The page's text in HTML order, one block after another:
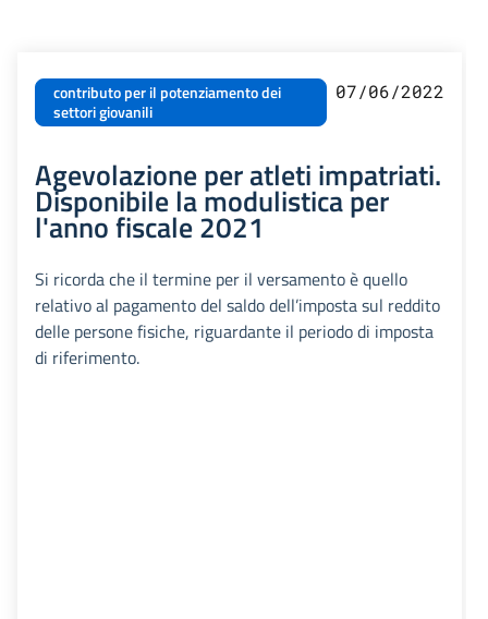
contributo per il potenziamento dei
settori giovanili
07/06/2022
Agevolazione per atleti impatriati.
Disponibile la modulistica per
l'anno fiscale 2021
Si ricorda che il termine per il versamento è quello
relativo al pagamento del saldo dell’imposta sul reddito
delle persone fisiche, riguardante il periodo di imposta
di riferimento.